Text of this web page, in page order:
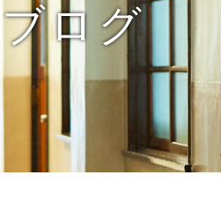
ログ